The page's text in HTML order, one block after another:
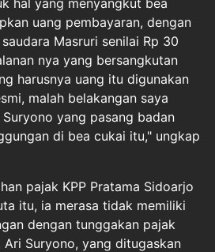
uang pembayaran, dengan
Masruri senilai Rp 30
nya yang bersangkutan
harusnya uang itu digunakan
malah belakangan saya
yang pasang badan
di bea cukai itu," ungkap
pajak KPP Pratama Sidoarjo
itu, ia merasa tidak memiliki
dengan tunggakan pajak
Suryono, yang ditugaskan